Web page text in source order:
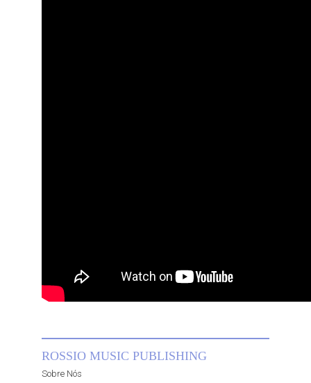
ROSSIO MUSIC PUBLISHING
Sobre Nós